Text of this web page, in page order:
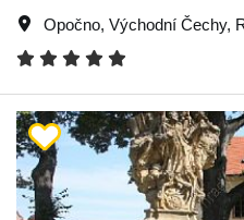
Opočno, Východní Čechy,